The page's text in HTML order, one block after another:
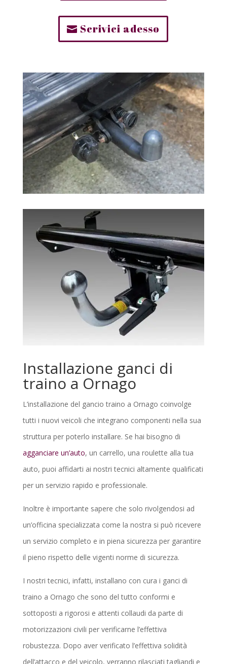
Scrivici adesso
Installazione ganci di
traino a Ornago
L’installazione del gancio traino a Ornago coinvolge
tutti i nuovi veicoli che integrano componenti nella sua
struttura per poterlo installare. Se hai bisogno di
agganciare un’auto, un carrello, una roulette alla tua
auto, puoi affidarti ai nostri tecnici altamente qualificati
per un servizio rapido e professionale.
Inoltre è importante sapere che solo rivolgendosi ad
un’officina specializzata come la nostra si può ricevere
un servizio completo e in piena sicurezza per garantire
il pieno rispetto delle vigenti norme di sicurezza.
I nostri tecnici, infatti, installano con cura i ganci di
traino a Ornago che sono del tutto conformi e
sottoposti a rigorosi e attenti collaudi da parte di
motorizzazioni civili per verificarne l’effettiva
robustezza. Dopo aver verificato l’effettiva solidità
dell’attacco e del veicolo, verranno rilasciati tagliandi e